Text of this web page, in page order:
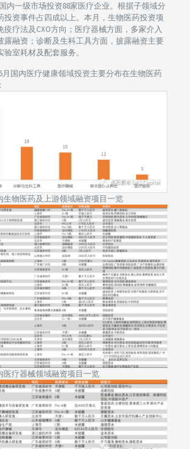
内一级市场投资88家医疗企业。根据子领域分
投资事件占四成以上。本月，生物医药投资项
疫疗法及CXO方向；医疗器械方面，多家介入
露融资；诊断及生科工具方面，披露融资主要
室耗材及配套服务。
月国内医疗健康领域投资主要分布在生物医药
生物医药及上游领域融资项目一览
医疗器械领域融资项目一览